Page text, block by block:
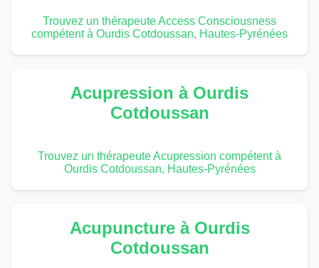
Trouvez un thérapeute Access Consciousness
compétent à Ourdis Cotdoussan, Hautes-Pyrénées
Acupression à Ourdis
Cotdoussan
Trouvez un thérapeute Acupression compétent à
Ourdis Cotdoussan, Hautes-Pyrénées
Acupuncture à Ourdis
Cotdoussan